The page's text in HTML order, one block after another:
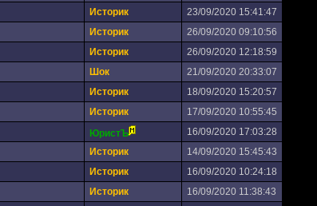
Историк
23/09/2020 15:41:47
Историк
26/09/2020 09:10:56
Историк
26/09/2020 12:18:59
Шoк
21/09/2020 20:33:07
Историк
18/09/2020 15:20:57
Историк
17/09/2020 10:55:45
ЮристЪ
16/09/2020 17:03:28
Историк
14/09/2020 15:45:43
Историк
16/09/2020 10:24:18
Историк
16/09/2020 11:38:43